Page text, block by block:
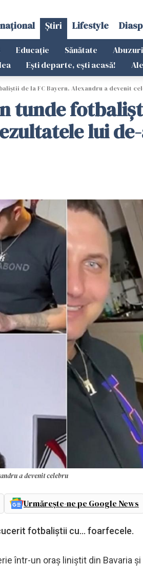
Știri Lifestyle
Educație Sănătate Abuzuri
Ești departe, ești acasă!
de la FC Bayern. Alexandru a devenit
tunde
lui
a devenit celebru
Urmărește-ne pe Google News
fotbaliştii cu... foarfecele.
într-un oraş liniştit din Bavaria